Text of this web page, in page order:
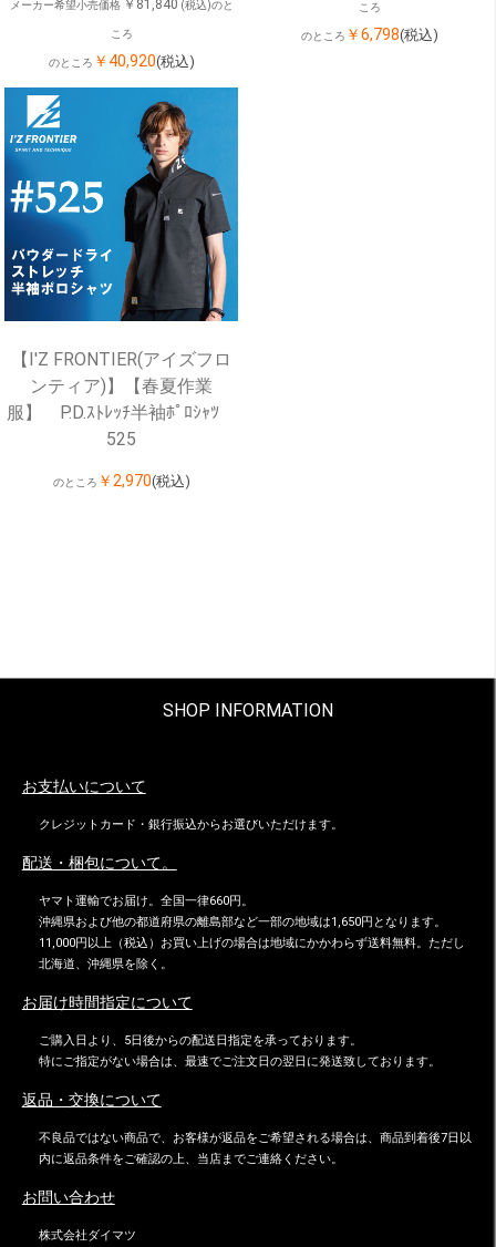
メーカー希望小売価格 ￥81,840 (税込)のと
ころ
のところ ￥40,920(税込)
ころ
のところ ￥6,798(税込)
【I'Z FRONTIER(アイズフロ
ンティア)】【春夏作業
服】 P.D.ｽﾄﾚｯﾁ半袖ﾎﾟﾛｼｬﾂ
525
のところ ￥2,970(税込)
SHOP INFORMATION
お支払いについて
クレジットカード・銀行振込からお選びいただけます。
配送・梱包について。
ヤマト運輸でお届け。全国一律660円。
沖縄県および他の都道府県の離島部など一部の地域は1,650円となります。
11,000円以上（税込）お買い上げの場合は地域にかかわらず送料無料。ただし
北海道、沖縄県を除く。
お届け時間指定について
ご購入日より、5日後からの配送日指定を承っております。
特にご指定がない場合は、最速でご注文日の翌日に発送致しております。
返品・交換について
不良品ではない商品で、お客様が返品をご希望される場合は、商品到着後7日以
内に返品条件をご確認の上、当店までご連絡ください。
お問い合わせ
株式会社ダイマツ